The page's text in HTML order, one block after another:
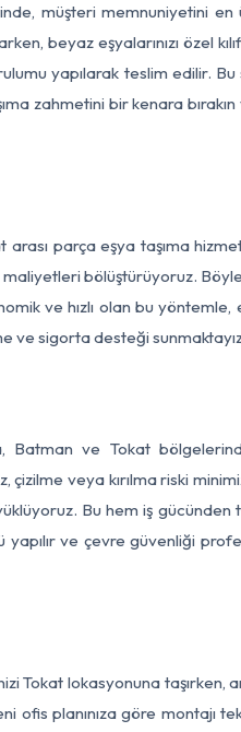
müşteri memnuniyetini
beyaz eşyalarınızı özel
yapılarak teslim edilir.
zahmetini bir kenara
parça eşya taşıma
bölüştürüyoruz.
ve hızlı olan bu yöntemle,
ve sigorta desteği
Batman ve Tokat
veya kırılma riski
Bu hem iş
yapılır ve çevre güvenliği
Tokat lokasyonuna taşırken,
ofis planınıza göre montajı